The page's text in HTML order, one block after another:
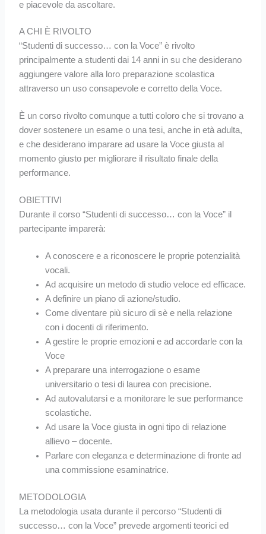
e piacevole da ascoltare.
A CHI È RIVOLTO
“Studenti di successo… con la Voce” è rivolto
principalmente a studenti dai 14 anni in su che desiderano
aggiungere valore alla loro preparazione scolastica
attraverso un uso consapevole e corretto della Voce.
È un corso rivolto comunque a tutti coloro che si trovano a
dover sostenere un esame o una tesi, anche in età adulta,
e che desiderano imparare ad usare la Voce giusta al
momento giusto per migliorare il risultato finale della
performance.
OBIETTIVI
Durante il corso “Studenti di successo… con la Voce” il
partecipante imparerà:
A conoscere e a riconoscere le proprie potenzialità
vocali.
Ad acquisire un metodo di studio veloce ed efficace.
A definire un piano di azione/studio.
Come diventare più sicuro di sè e nella relazione
con i docenti di riferimento.
A gestire le proprie emozioni e ad accordarle con la
Voce
A preparare una interrogazione o esame
universitario o tesi di laurea con precisione.
Ad autovalutarsi e a monitorare le sue performance
scolastiche.
Ad usare la Voce giusta in ogni tipo di relazione
allievo – docente.
Parlare con eleganza e determinazione di fronte ad
una commissione esaminatrice.
METODOLOGIA
La metodologia usata durante il percorso “Studenti di
successo… con la Voce” prevede argomenti teorici ed